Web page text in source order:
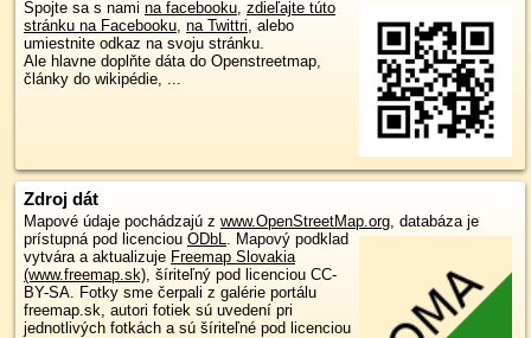
Spojte sa s nami na facebooku, zdieľajte túto
stránku na Facebooku, na Twittri, alebo
umiestnite odkaz na svoju stránku.
Ale hlavne doplňte dáta do Openstreetmap,
články do wikipédie, ...
Zdroj dát
Mapové údaje pochádzajú z www.OpenStreetMap.org, databáza je
prístupná pod licenciou ODbL. Mapový podklad
vytvára a aktualizuje Freemap Slovakia
(www.freemap.sk), šíriteľný pod licenciou CC-
BY-SA. Fotky sme čerpali z galérie portálu
freemap.sk, autori fotiek sú uvedení pri
jednotlivých fotkách a sú šíriteľné pod licenciou